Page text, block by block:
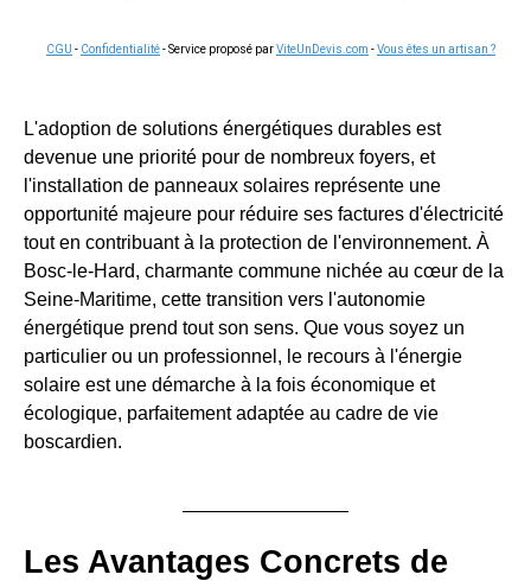
CGU - Confidentialité- Service proposé parViteUnDevis.com -Vous êtes un artisan ?
L'adoption de solutions énergétiques durables est
devenue une priorité pour de nombreux foyers, et
l'installation de panneaux solaires représente une
opportunité majeure pour réduire ses factures d'électricité
tout en contribuant à la protection de l'environnement. À
Bosc-le-Hard, charmante commune nichée au cœur de la
Seine-Maritime, cette transition vers l'autonomie
énergétique prend tout son sens. Que vous soyez un
particulier ou un professionnel, le recours à l'énergie
solaire est une démarche à la fois économique et
écologique, parfaitement adaptée au cadre de vie
boscardien.
Les Avantages Concrets de